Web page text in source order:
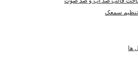
تنظیم سمعک
ها